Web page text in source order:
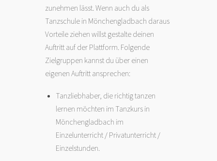
zunehmen lässt. Wenn auch du als
Tanzschule in Mönchengladbach daraus
Vorteile ziehen willst gestalte deinen
Auftritt auf der Plattform. Folgende
Zielgruppen kannst du über einen
eigenen Auftritt ansprechen:
Tanzliebhaber, die richtig tanzen
lernen möchten im Tanzkurs in
Mönchengladbach im
Einzelunterricht / Privatunterricht /
Einzelstunden.